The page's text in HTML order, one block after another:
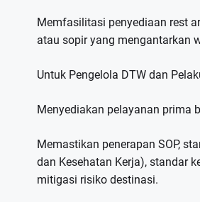
Memfasilitasi penyediaan rest
atau sopir yang mengantarkan
Untuk Pengelola DTW dan
Menyediakan pelayanan prima
Memastikan penerapan SOP,
dan Kesehatan Kerja), standar
mitigasi risiko destinasi.